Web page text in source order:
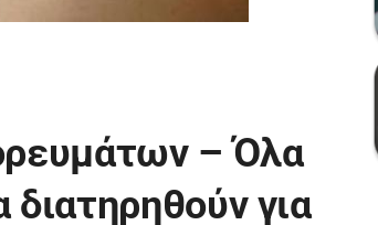
– Όλα
διατηρηθούν για